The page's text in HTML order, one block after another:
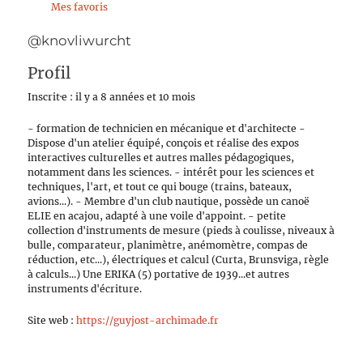
Mes favoris
@knovliwurcht
Profil
Inscrit·e : il y a 8 années et 10 mois
- formation de technicien en mécanique et d'architecte -
Dispose d'un atelier équipé, conçois et réalise des expos
interactives culturelles et autres malles pédagogiques,
notamment dans les sciences. - intérêt pour les sciences et
techniques, l'art, et tout ce qui bouge (trains, bateaux,
avions...). - Membre d'un club nautique, possède un canoë
ELIE en acajou, adapté à une voile d'appoint. - petite
collection d'instruments de mesure (pieds à coulisse, niveaux à
bulle, comparateur, planimètre, anémomètre, compas de
réduction, etc...), électriques et calcul (Curta, Brunsviga, règle
à calculs...) Une ERIKA (5) portative de 1939...et autres
instruments d'écriture.
Site web :https://guyjost-archimade.fr